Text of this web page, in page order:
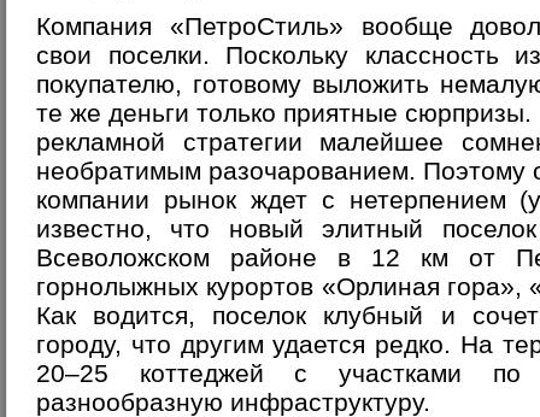
Компания «ПетроСтиль» вообще
свои поселки. Поскольку классность
покупателю, готовому выложить
те же деньги только приятные
рекламной стратегии малейшее
необратимым разочарованием. Поэтому
компании рынок ждет с нетерпением
известно, что новый элитный
Всеволожском районе в 12 км от
горнолыжных курортов «Орлиная гора»,
Как водится, поселок клубный и
городу, что другим удается редко. На
20–25 коттеджей с участками
разнообразную инфраструктуру.